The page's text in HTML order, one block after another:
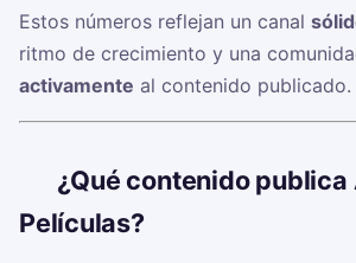
Estos números reflejan un canal
ritmo de crecimiento y una
activamente al contenido publicado.
¿Qué contenido publica
Películas?